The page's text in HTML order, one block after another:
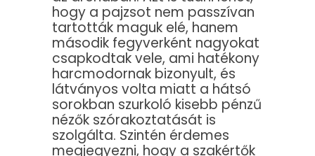
hogy a pajzsot nem passzívan
tartották maguk elé, hanem
második fegyverként nagyokat
csapkodtak vele, ami hatékony
harcmodornak bizonyult, és
látványos volta miatt a hátsó
sorokban szurkoló kisebb pénzű
nézők szórakoztatását is
szolgálta. Szintén érdemes
megjegyezni, hogy a szakértők